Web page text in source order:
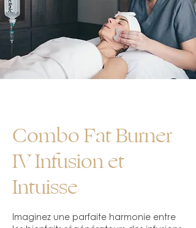
Combo Fat Burner
IV Infusion et
Intuisse
Imaginez une parfaite harmonie entre